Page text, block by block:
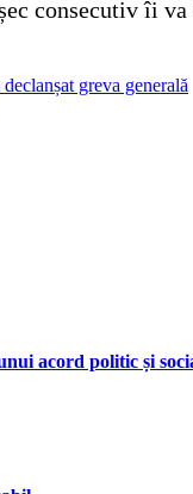
consecutiv îi
greva generală
acord politic și